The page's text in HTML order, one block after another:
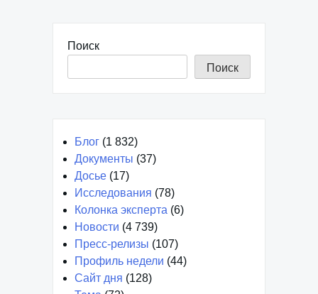
Поиск
Поиск
Блог (1 832)
Документы (37)
Досье (17)
Исследования (78)
Колонка эксперта (6)
Новости (4 739)
Пресс-релизы (107)
Профиль недели (44)
Сайт дня (128)